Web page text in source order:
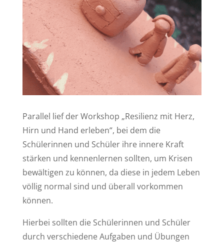
Parallel lief der Workshop „Resilienz mit Herz,
Hirn und Hand erleben“, bei dem die
Schülerinnen und Schüler ihre innere Kraft
stärken und kennenlernen sollten, um Krisen
bewältigen zu können, da diese in jedem Leben
völlig normal sind und überall vorkommen
können.
Hierbei sollten die Schülerinnen und Schüler
durch verschiedene Aufgaben und Übungen